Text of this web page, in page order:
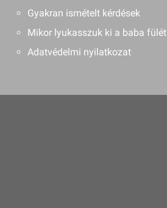
Gyakran ismételt kérdések
Mikor lyukasszuk ki a baba fülét
Adatvédelmi nyilatkozat